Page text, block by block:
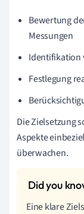
Bewertung
Messungen
Identifikation
Festlegung
Die Zielsetzung
Aspekte
überwachen.
Eine klare